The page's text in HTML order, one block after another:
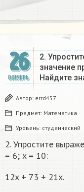
26
ОКТЯБРЬ
2.
значение
Найдите
Автор: errd457
Предмет: Математика
Уровень: студенческий
2. Упростите
= 6; x = 10:
12x + 73 + 21x.